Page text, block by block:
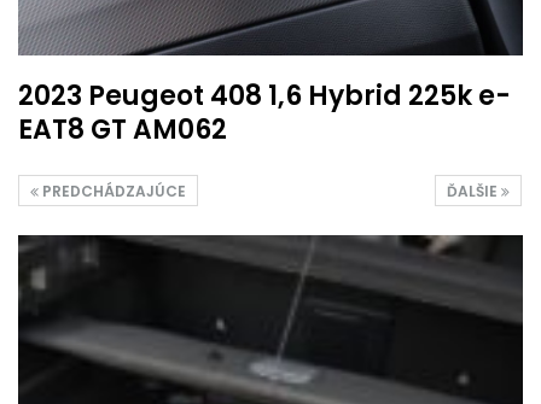
2023 Peugeot 408 1,6 Hybrid 225k e-
EAT8 GT AM062
ĎALŠIE
PREDCHÁDZAJÚCE